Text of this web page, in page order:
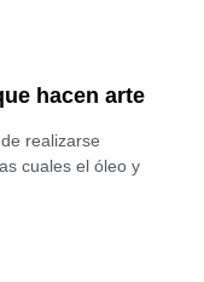
hacen arte
realizarse
cuales el óleo y